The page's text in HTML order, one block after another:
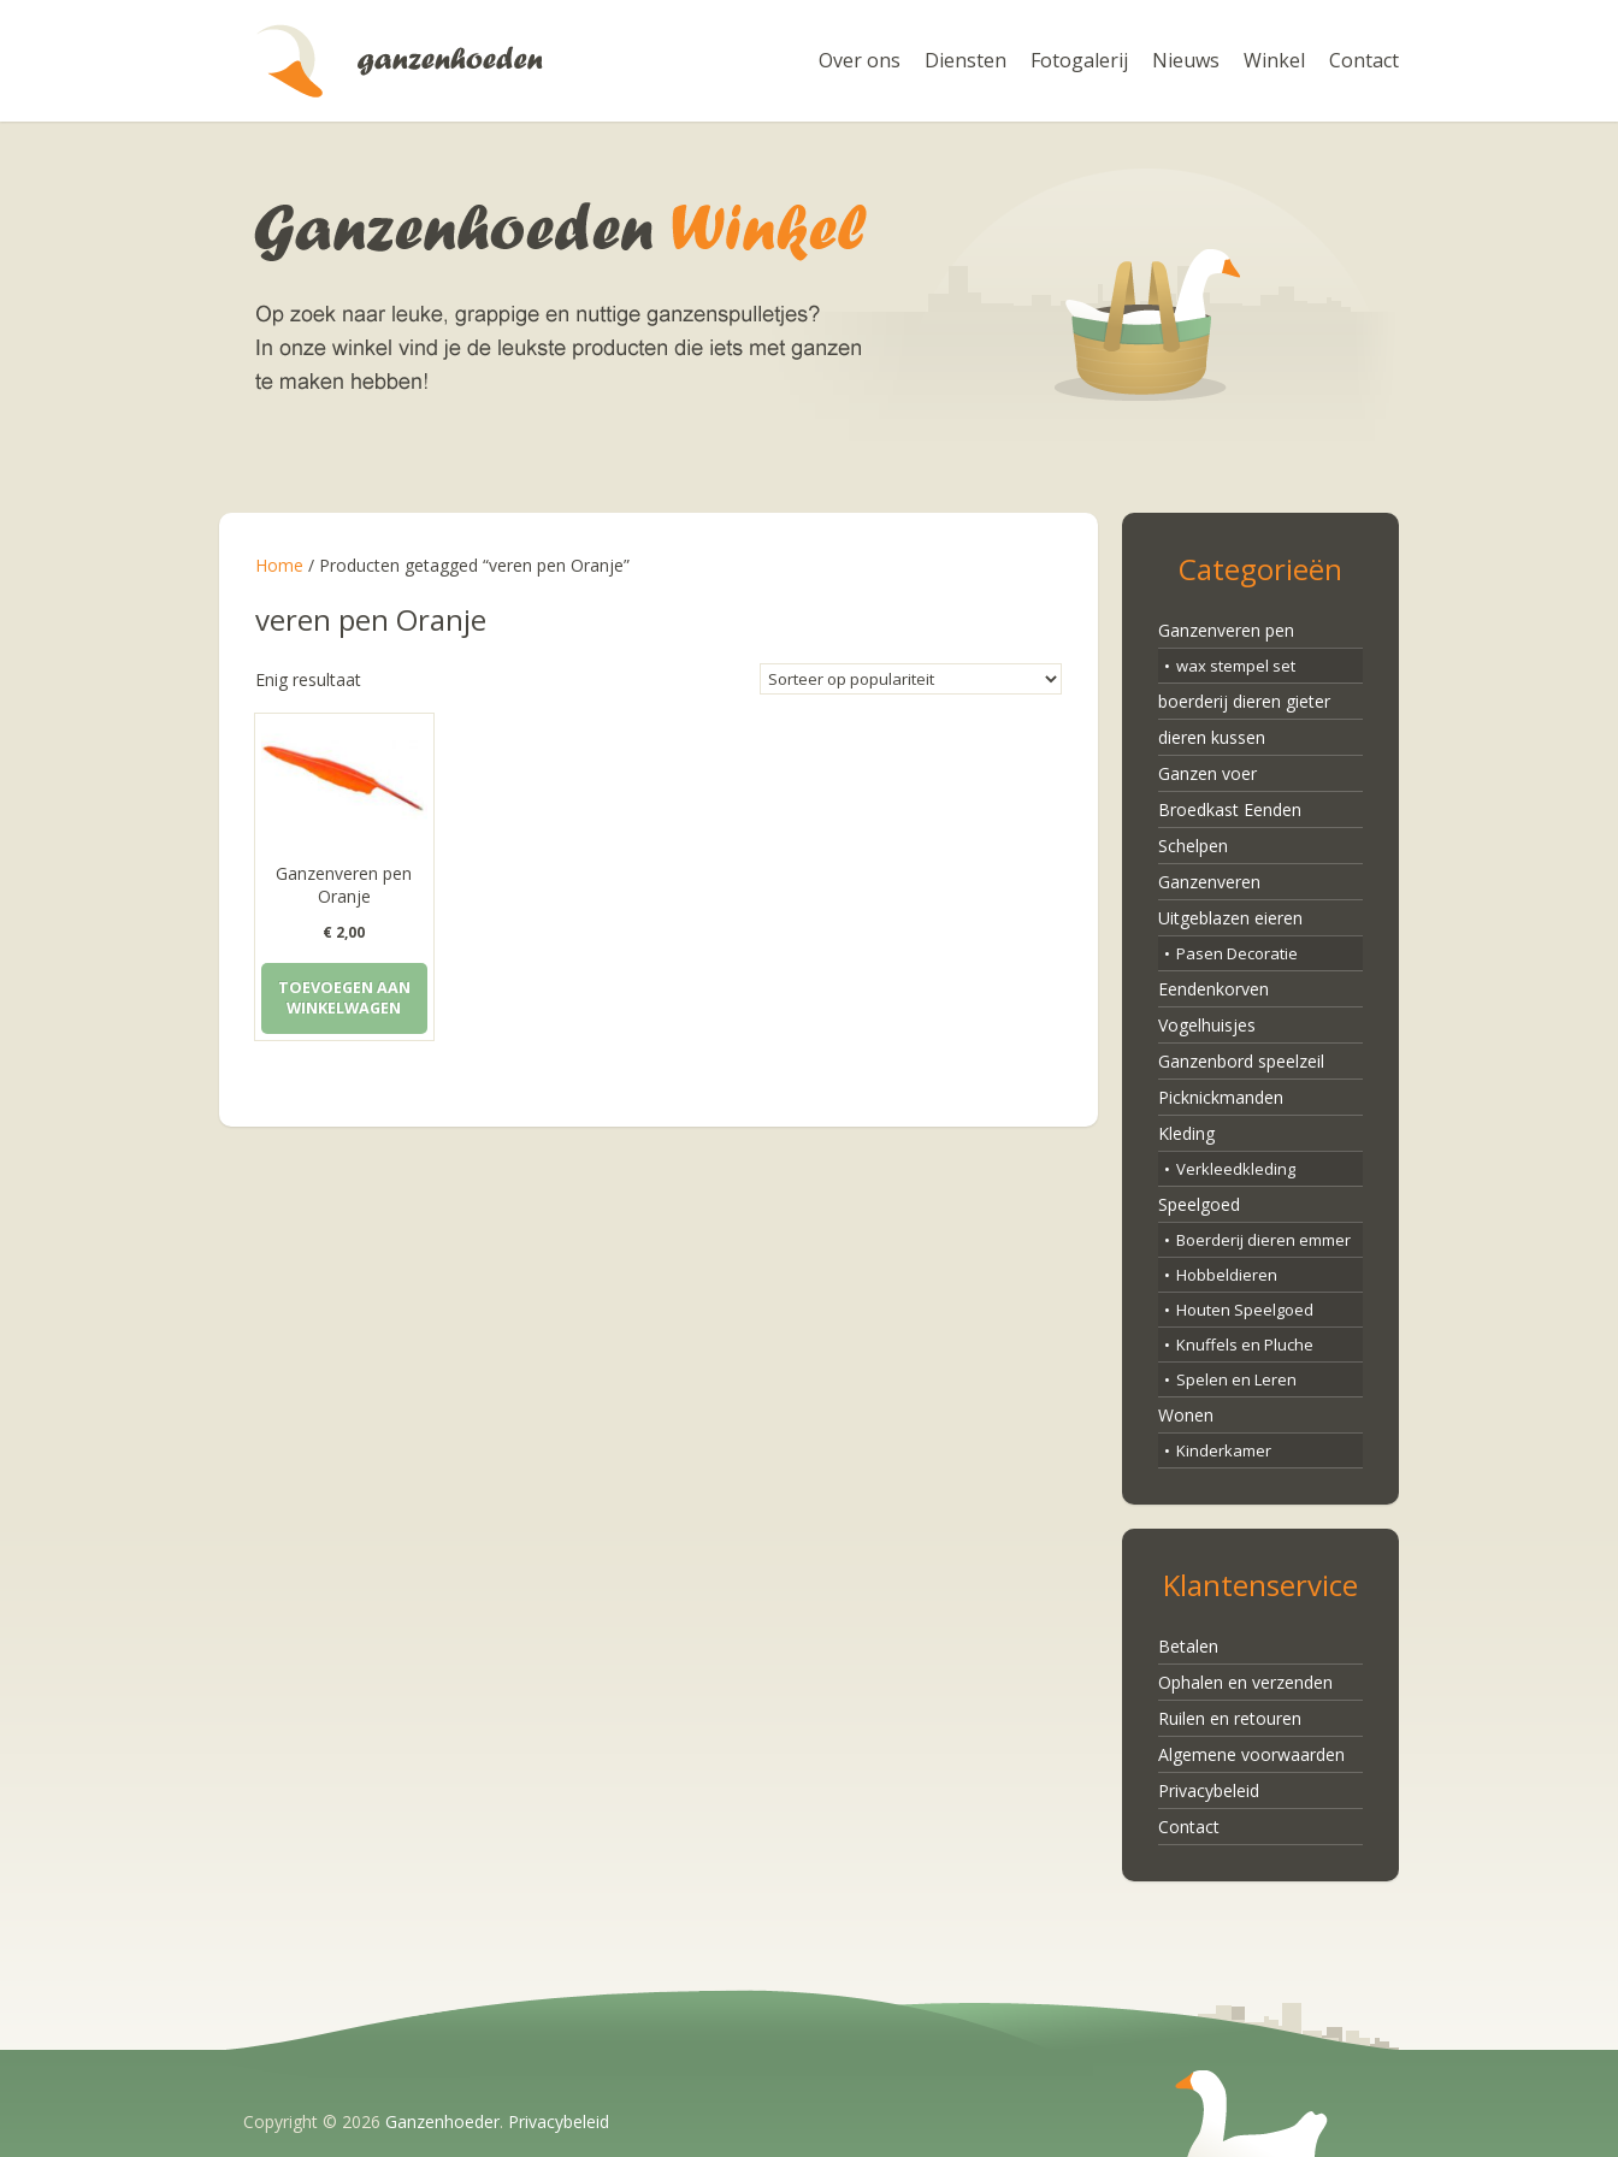
Over ons Diensten Fotogalerij Nieuws Winkel Contact
Home / Producten getagged “veren pen Oranje”
veren pen Oranje
Enig resultaat
Ganzenveren pen
Oranje
€ 2,00
TOEVOEGEN AAN
WINKELWAGEN
Categorieën
Ganzenveren pen
wax stempel set
boerderij dieren gieter
dieren kussen
Ganzen voer
Broedkast Eenden
Schelpen
Ganzenveren
Uitgeblazen eieren
Pasen Decoratie
Eendenkorven
Vogelhuisjes
Ganzenbord speelzeil
Picknickmanden
Kleding
Verkleedkleding
Speelgoed
Boerderij dieren emmer
Hobbeldieren
Houten Speelgoed
Knuffels en Pluche
Spelen en Leren
Wonen
Kinderkamer
Klantenservice
Betalen
Ophalen en verzenden
Ruilen en retouren
Algemene voorwaarden
Privacybeleid
Contact
Copyright © 2026 Ganzenhoeder. Privacybeleid